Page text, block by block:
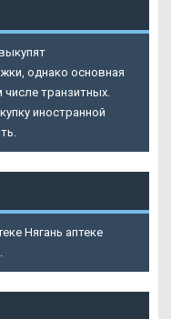
однако основная
числе транзитных.
иностранной
Нягань аптеке